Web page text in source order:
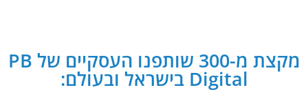
מקצת מ-300 שותפנו העסקיים של PB
Digital בישראל ובעולם: